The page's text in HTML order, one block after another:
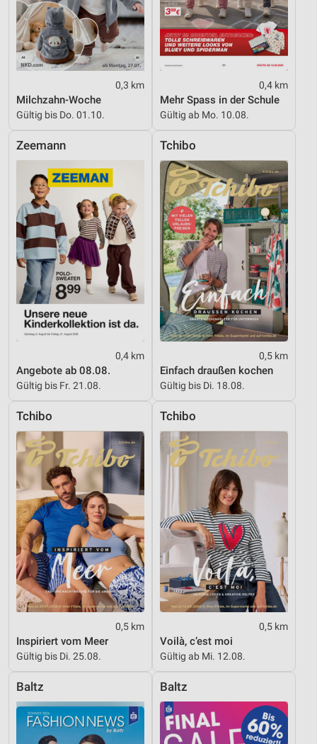
0,3 km
Milchzahn-Woche
Gültig bis Do. 01.10.
0,4 km
Mehr Spass in der Schule
Gültig ab Mo. 10.08.
Zeemann
0,4 km
Angebote ab 08.08.
Gültig bis Fr. 21.08.
Tchibo
0,5 km
Einfach draußen kochen
Gültig bis Di. 18.08.
Tchibo
0,5 km
Inspiriert vom Meer
Gültig bis Di. 25.08.
Tchibo
0,5 km
Voilà, c’est moi
Gültig ab Mi. 12.08.
Baltz Baltz
Informationen identifizieren
Nicht-IAB-Verarbeitungszwecke:
Notwendig
Funktional
Werbung